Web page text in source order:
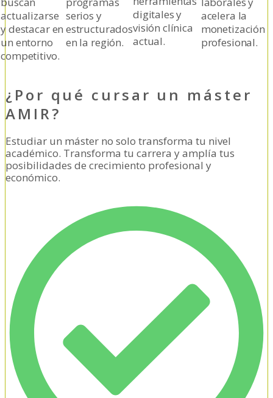
actualizarse
y destacar en
un entorno
competitivo.
serios y
estructurados
en la región.
digitales y
visión clínica
actual.
acelera la
monetización
profesional.
¿Por qué cursar un máster
AMIR?
Estudiar un máster no solo transforma tu nivel
académico. Transforma tu carrera y amplía tus
posibilidades de crecimiento profesional y
económico.